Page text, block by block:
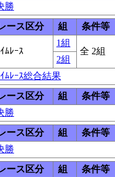
勝
ース区分 組
条件等
ﾑﾚｰｽ
1組
全 2組
2組
ﾑﾚｰｽ総合結果
ース区分 組
条件等
勝
ース区分 組
条件等
勝
ース区分 組
条件等